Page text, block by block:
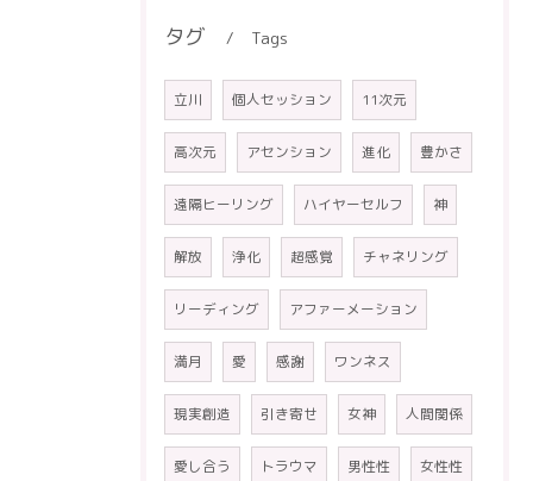
タグ Tags
立川 個人セッション 11次元
高次元 アセンション 進化 豊かさ
遠隔ヒーリング ハイヤーセルフ 神
解放 浄化 超感覚 チャネリング
リーディング アファーメーション
満月 愛 感謝 ワンネス
現実創造 引き寄せ 女神 人間関係
愛し合う トラウマ 男性性 女性性